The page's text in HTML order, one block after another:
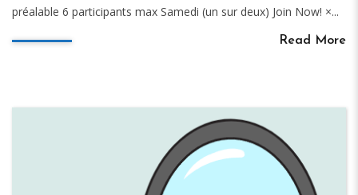
préalable 6 participants max Samedi (un sur deux) Join Now! ×...
Read More